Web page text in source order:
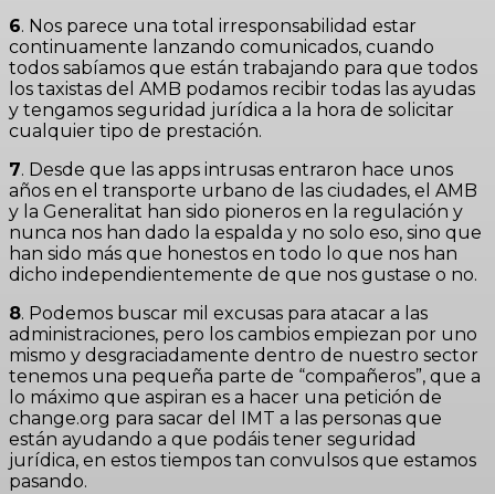
6. Nos parece una total irresponsabilidad estar
continuamente lanzando comunicados, cuando
todos sabíamos que están trabajando para que todos
los taxistas del AMB podamos recibir todas las ayudas
y tengamos seguridad jurídica a la hora de solicitar
cualquier tipo de prestación.
7. Desde que las apps intrusas entraron hace unos
años en el transporte urbano de las ciudades, el AMB
y la Generalitat han sido pioneros en la regulación y
nunca nos han dado la espalda y no solo eso, sino que
han sido más que honestos en todo lo que nos han
dicho independientemente de que nos gustase o no.
8. Podemos buscar mil excusas para atacar a las
administraciones, pero los cambios empiezan por uno
mismo y desgraciadamente dentro de nuestro sector
tenemos una pequeña parte de “compañeros”, que a
lo máximo que aspiran es a hacer una petición de
change.org para sacar del IMT a las personas que
están ayudando a que podáis tener seguridad
jurídica, en estos tiempos tan convulsos que estamos
pasando.